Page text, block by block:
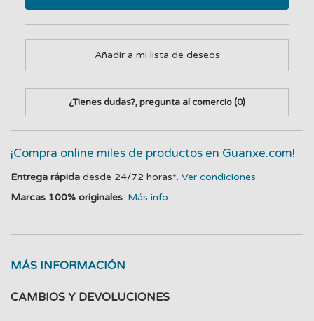
Añadir a mi lista de deseos
¿Tienes dudas?, pregunta al comercio(0)
¡Compra online miles de productos en Guanxe.com!
Entrega rápida desde 24/72 horas*. Ver condiciones.
Marcas 100% originales. Más info.
MÁS INFORMACIÓN
CAMBIOS Y DEVOLUCIONES